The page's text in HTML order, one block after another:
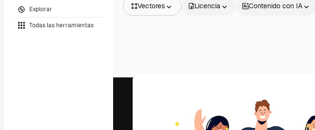
Explorar
Todas las herramientas
Vectores
Vídeos
Licencia Contenido con IA